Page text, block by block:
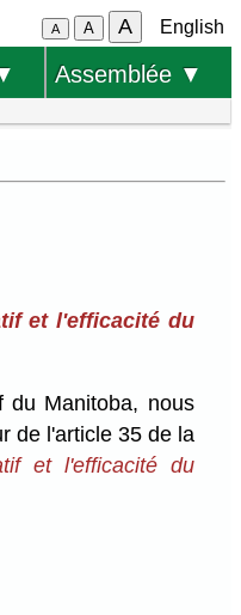
A A A English
Assemblée ▼
et l'efficacité du
du Manitoba, nous
de l'article 35 de la
et l'efficacité du